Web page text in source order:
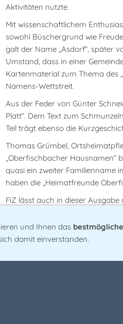
Aktivitäten nutzte.
Mit wissenschaftlichem
sowohl Büschergrund wie
galt der Name „Asdorf“, später
Umstand, dass in einer
Kartenmaterial zum Thema des
Namens-Wettstreit.
Aus der Feder von Günter
Platt“. Dem Text zum
Teil trägt ebenso die
Thomas Grümbel,
„Oberfischbacher Hausnamen“
quasi ein zweiter Familienname
haben die „Heimatfreunde
FiZ lässt auch in dieser
Archäologie im Freudenberger
wurden wieder Bürgerinnen
und Ihnen das
damit einverstanden.